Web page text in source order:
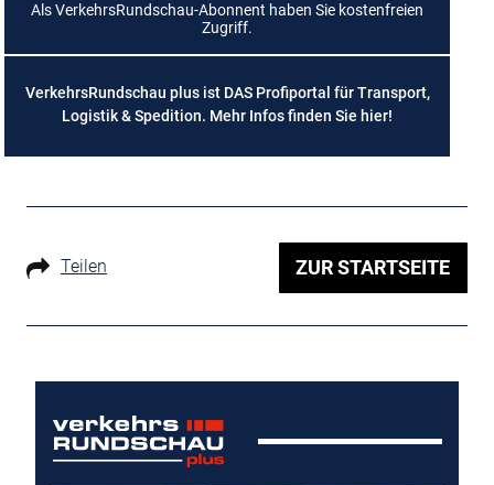
Als VerkehrsRundschau-Abonnent haben Sie kostenfreien
Zugriff.
VerkehrsRundschau plus ist DAS Profiportal für Transport,
Logistik & Spedition. Mehr Infos finden Sie hier!
Teilen ZUR STARTSEITE